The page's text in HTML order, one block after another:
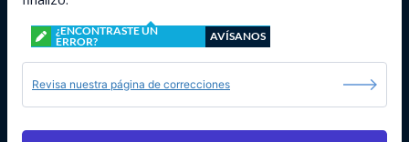
¿ENCONTRASTE UN
ERROR?
AVÍSANOS
Revisa nuestra página de correcciones